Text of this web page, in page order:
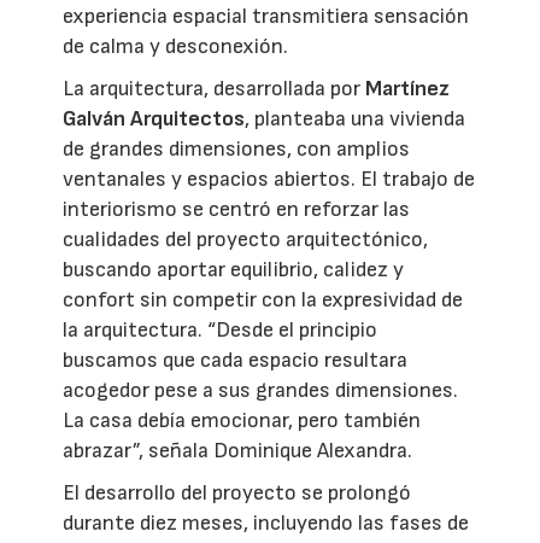
experiencia espacial transmitiera sensación
de calma y desconexión.
La arquitectura, desarrollada por Martínez
Galván Arquitectos, planteaba una vivienda
de grandes dimensiones, con amplios
ventanales y espacios abiertos. El trabajo de
interiorismo se centró en reforzar las
cualidades del proyecto arquitectónico,
buscando aportar equilibrio, calidez y
confort sin competir con la expresividad de
la arquitectura. “Desde el principio
buscamos que cada espacio resultara
acogedor pese a sus grandes dimensiones.
La casa debía emocionar, pero también
abrazar”, señala Dominique Alexandra.
El desarrollo del proyecto se prolongó
durante diez meses, incluyendo las fases de